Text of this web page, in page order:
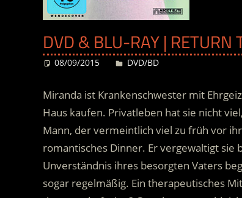
DVD & BLU-RAY | RETURN
08/09/2015 Desiree
DVD/BD
Miranda ist Krankenschwester mit
Haus kaufen. Privatleben hat sie nicht
Mann, der vermeintlich viel zu früh vor
romantisches Dinner. Er vergewaltigt sie
Unverständnis ihres besorgten Vaters
sogar regelmäßig. Ein therapeutisches